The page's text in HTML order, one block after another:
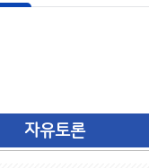
자유토론